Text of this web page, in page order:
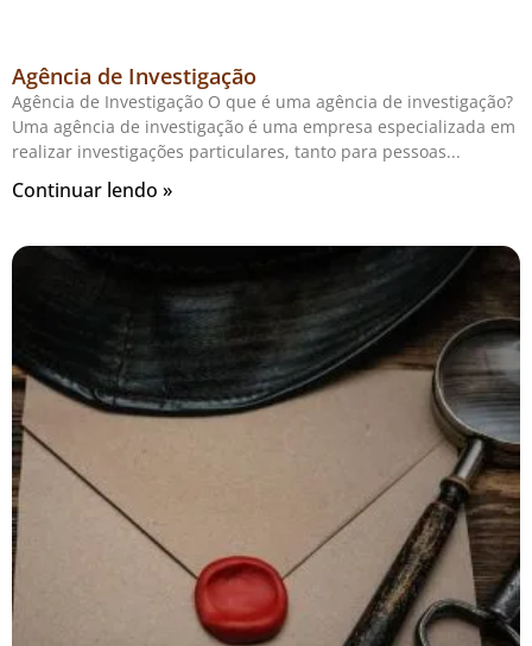
Agência de Investigação
Agência de Investigação O que é uma agência de investigação?
Uma agência de investigação é uma empresa especializada em
realizar investigações particulares, tanto para pessoas
Continuar lendo »